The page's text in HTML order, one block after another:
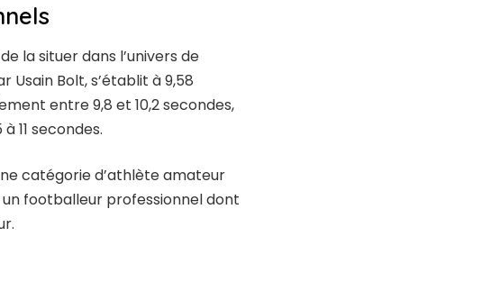
la situer dans l’univers de
Usain Bolt, s’établit à 9,58
entre 9,8 et 10,2 secondes,
11 secondes.
catégorie d’athlète amateur
footballeur professionnel dont